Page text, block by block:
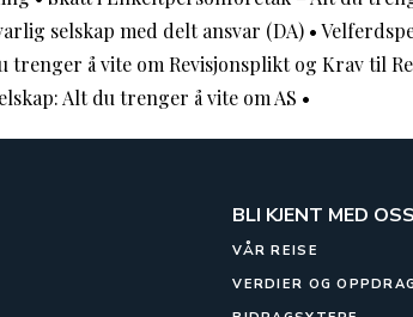
selskap med delt ansvar (DA) •
trenger å vite om Revisjonsplikt og Krav til
Alt du trenger å vite om AS •
BLI KJENT MED OSS
VÅR REISE
VERDIER OG OPPDRAG